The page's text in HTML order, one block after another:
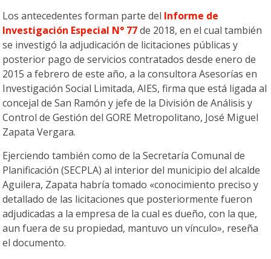
Los antecedentes forman parte del Informe de
Investigación Especial N° 77de 2018, en el cual también
se investigó la adjudicación de licitaciones públicas y
posterior pago de servicios contratados desde enero de
2015 a febrero de este año, a la consultora Asesorías en
Investigación Social Limitada, AIES, firma que está ligada al
concejal de San Ramón y jefe de la División de Análisis y
Control de Gestión del GORE Metropolitano, José Miguel
Zapata Vergara.
Ejerciendo también como de la Secretaría Comunal de
Planificación (SECPLA) al interior del municipio del alcalde
Aguilera, Zapata habría tomado «conocimiento preciso y
detallado de las licitaciones que posteriormente fueron
adjudicadas a la empresa de la cual es dueño, con la que,
aun fuera de su propiedad, mantuvo un vínculo», reseña
el documento.